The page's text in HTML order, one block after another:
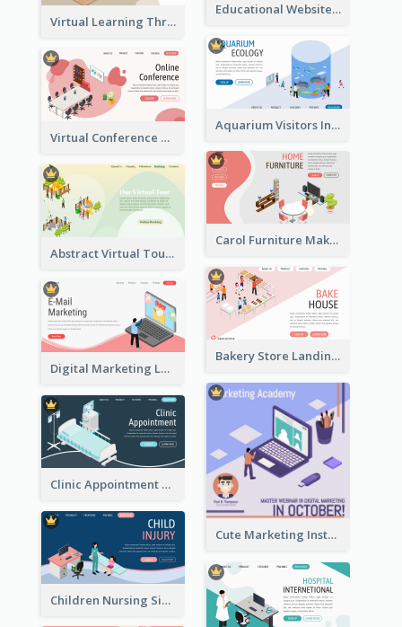
Educational Website Registration With Isometric Diagram
Virtual Learning Through Classroom With Isometric Diagram
Aquarium Visitors Information Website With Isometric Graphics
Virtual Conference Software Intro Landing Page
Carol Furniture Maker Landing Page With Isometric Display
Abstract Virtual Tour Booking Landing Page
Bakery Store Landing Page With Isometric Graphics
Digital Marketing Landing Site With Interesting Isometric Graphic
Cute Marketing Instagram Post With Isometric Diagram
Clinic Appointment Landing Page With Isometric Diagram
Children Nursing Sign Up Page With Isometric Diagram